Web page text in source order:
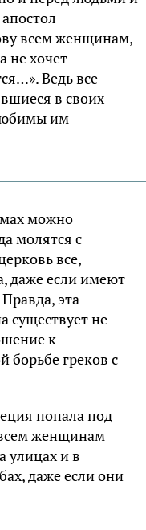
всем женщинам,
не хочет
Ведь все
в своих
им
можно
молятся с
все,
даже если имеют
эта
существует не
к
борьбе греков с
попала под
женщинам
улицах и в
даже если они